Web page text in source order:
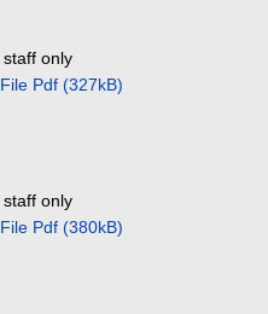
only
File Pdf (327kB)
only
File Pdf (380kB)